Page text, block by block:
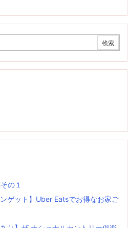
の１
ゲット】Uber Eatsでお得なお家ご